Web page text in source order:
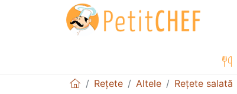
Rețete Altele Rețete salată